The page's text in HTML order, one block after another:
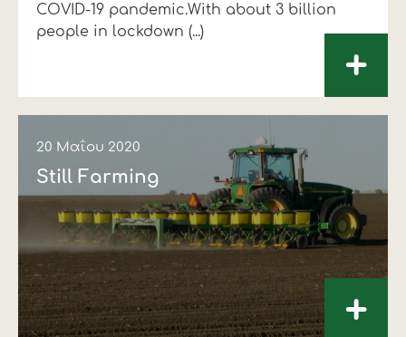
COVID-19 pandemic.With about 3 billion
people in lockdown (...)
+
20 Μαΐου 2020
Still Farming
+